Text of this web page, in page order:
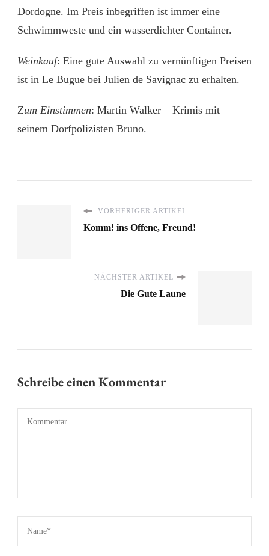
Dordogne. Im Preis inbegriffen ist immer eine
Schwimmweste und ein wasserdichter Container.
Weinkauf: Eine gute Auswahl zu vernünftigen Preisen
ist in Le Bugue bei Julien de Savignac zu erhalten.
Zum Einstimmen: Martin Walker – Krimis mit
seinem Dorfpolizisten Bruno.
VORHERIGER ARTIKEL
Komm! ins Offene, Freund!
NÄCHSTER ARTIKEL
Die Gute Laune
Schreibe einen Kommentar